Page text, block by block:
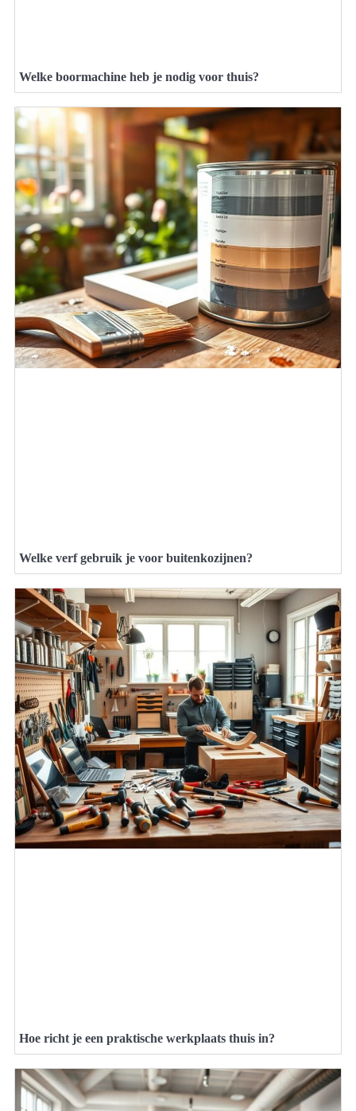
Welke boormachine heb je nodig voor thuis?
Welke verf gebruik je voor buitenkozijnen?
Hoe richt je een praktische werkplaats thuis in?